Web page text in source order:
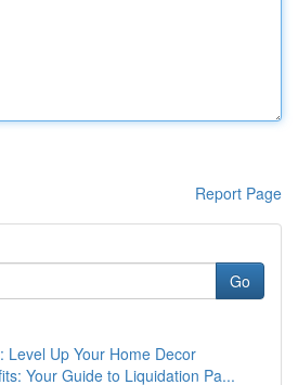
Report Page
Go
Level Up Your Home Decor
Your Guide to Liquidation Pa...